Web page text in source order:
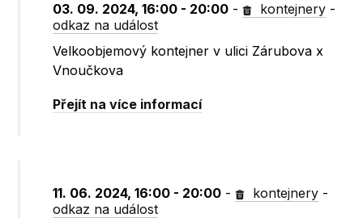
03. 09. 2024, 16:00 - 20:00 - kontejnery -
odkaz na událost
Velkoobjemový kontejner v ulici Zárubova x
Vnoučkova
Přejít na více informací
11. 06. 2024, 16:00 - 20:00 - kontejnery -
odkaz na událost